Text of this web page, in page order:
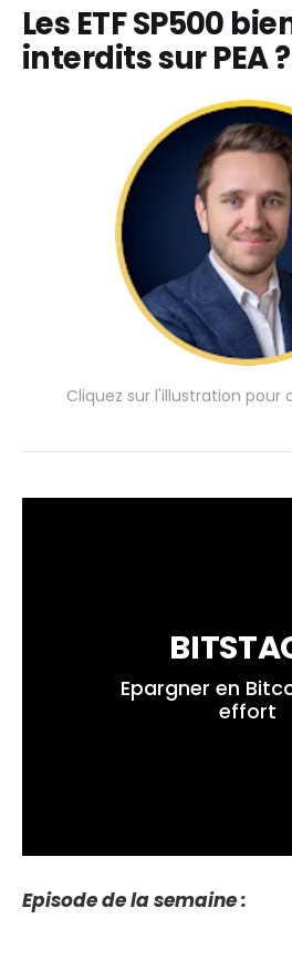
Les ETF SP500
interdits sur PEA ?
Cliquez sur l'illustration pour
Epargner en
effort
Episode de la semaine :